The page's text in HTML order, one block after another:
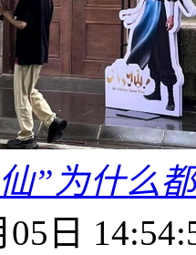
”为什么
05日